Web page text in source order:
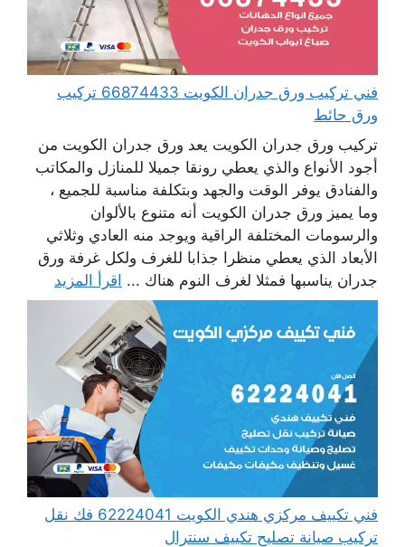
فني تركيب ورق جدران الكويت 66874433 تركيب
ورق حائط
تركيب ورق جدران الكويت يعد ورق جدران الكويت من
أجود الأنواع والذي يعطي رونقا جميلا للمنازل والمكاتب
والفنادق يوفر الوقت والجهد وبتكلفة مناسبة للجميع ،
وما يميز ورق جدران الكويت أنه متنوع بالألوان
والرسومات المختلفة الراقية ويوجد منه العادي وثلاثي
الأبعاد الذي يعطي منظرا جذابا للغرف ولكل غرفة ورق
جدران يناسبها فمثلا لغرف النوم هناك ... اقرأ المزيد
فني تكييف مركزي هندي الكويت 62224041 فك نقل
تركيب صيانة تصليح تكييف سنترال